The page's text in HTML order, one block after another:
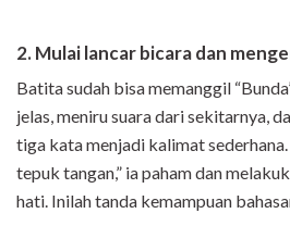
2. Mulai lancar bicara dan
Batita sudah bisa memanggil
jelas, meniru suara dari sekitarnya,
tiga kata menjadi kalimat sederhana.
tepuk tangan,” ia paham dan
hati. Inilah tanda kemampuan